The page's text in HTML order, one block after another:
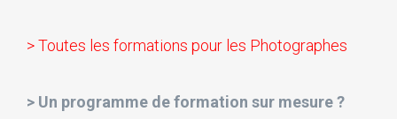
> Toutes les formations pour les Photographes
> Un programme de formation sur mesure ?